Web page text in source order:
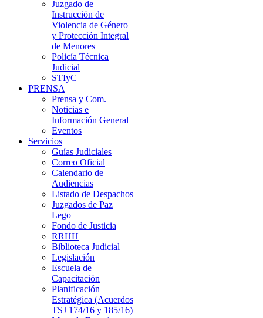
Juzgado de
Instrucción de
Violencia de Género
y Protección Integral
de Menores
Policía Técnica
Judicial
STIyC
PRENSA
Prensa y Com.
Noticias e
Información General
Eventos
Servicios
Guías Judiciales
Correo Oficial
Calendario de
Audiencias
Listado de Despachos
Juzgados de Paz
Lego
Fondo de Justicia
RRHH
Biblioteca Judicial
Legislación
Escuela de
Capacitación
Planificación
Estratégica (Acuerdos
TSJ 174/16 y 185/16)